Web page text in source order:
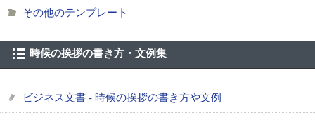
その他のテンプレート
時候の挨拶の書き方・文例集
ビジネス文書 - 時候の挨拶の書き方や文例